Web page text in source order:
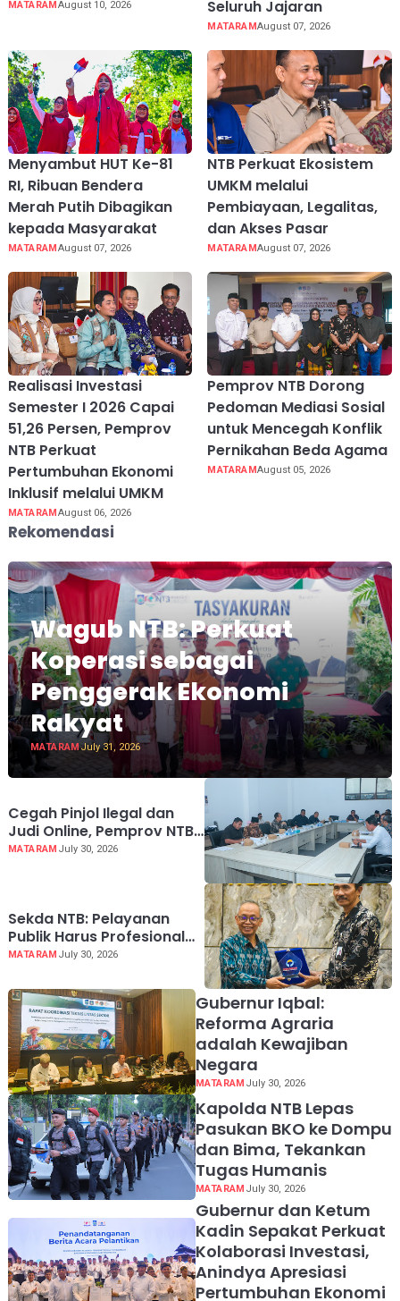
MATARAMAugust 10, 2026 Seluruh Jajaran
MATARAMAugust 07, 2026
Menyambut HUT Ke-81
RI, Ribuan Bendera
Merah Putih Dibagikan
kepada Masyarakat
MATARAMAugust 07, 2026
NTB Perkuat Ekosistem
UMKM melalui
Pembiayaan, Legalitas,
dan Akses Pasar
MATARAMAugust 07, 2026
Realisasi Investasi
Semester I 2026 Capai
51,26 Persen, Pemprov
NTB Perkuat
Pertumbuhan Ekonomi
Inklusif melalui UMKM
MATARAMAugust 06, 2026
Pemprov NTB Dorong
Pedoman Mediasi Sosial
untuk Mencegah Konflik
Pernikahan Beda Agama
MATARAMAugust 05, 2026
Rekomendasi
Wagub NTB: Perkuat
Koperasi sebagai
Penggerak Ekonomi
Rakyat
MATARAMJuly 31, 2026
Cegah Pinjol Ilegal dan
Judi Online, Pemprov NTB
Perkuat Mitigasi dan
MATARAM July 30, 2026
Sekda NTB: Pelayanan
Publik Harus Profesional
dan Berintegritas
MATARAM July 30, 2026
Gubernur Iqbal:
Reforma Agraria
adalah Kewajiban
Negara
MATARAM July 30, 2026
Kapolda NTB Lepas
Pasukan BKO ke Dompu
dan Bima, Tekankan
Tugas Humanis
MATARAM July 30, 2026
Gubernur dan Ketum
Kadin Sepakat Perkuat
Kolaborasi Investasi,
Anindya Apresiasi
Pertumbuhan Ekonomi